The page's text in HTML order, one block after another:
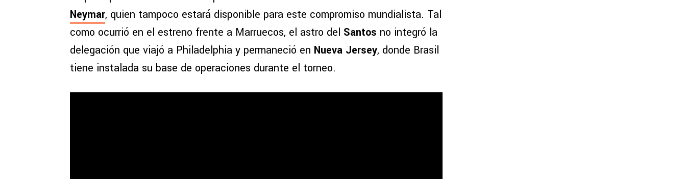
Neymar, quien tampoco estará disponible para este compromiso mundialista. Tal
como ocurrió en el estreno frente a Marruecos, el astro del Santos no integró la
delegación que viajó a Philadelphia y permaneció en Nueva Jersey, donde Brasil
tiene instalada su base de operaciones durante el torneo.